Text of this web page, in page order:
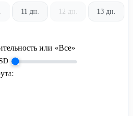
11 дн. 12 дн. 13 дн.
или «Все»